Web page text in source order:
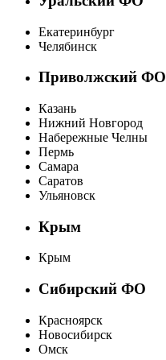
Екатеринбург
Челябинск
Приволжский ФО
Казань
Нижний Новгород
Набережные Челны
Пермь
Самара
Саратов
Ульяновск
Крым
Крым
Сибирский ФО
Красноярск
Новосибирск
Омск